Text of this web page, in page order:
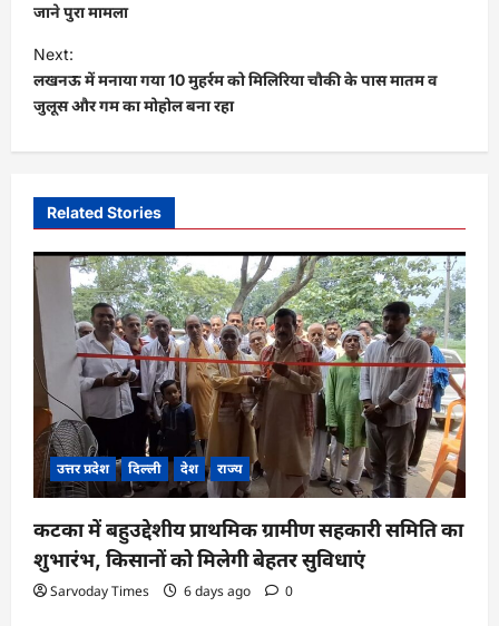
s
t
n
a
v
g
a
t
o
n
जाने पुरा मामला
Next:
लखनऊ में मनाया गया 10 मुहर्रम को मिलिरिया चौकी के पास मातम व
जुलूस और गम का मोहोल बना रहा
Related Stories
उत्तर प्रदेश दिल्ली देश राज्य
कटका में बहुउद्देशीय प्राथमिक ग्रामीण सहकारी समिति का
शुभारंभ, किसानों को मिलेगी बेहतर सुविधाएं
Sarvoday Times 6 days ago 0